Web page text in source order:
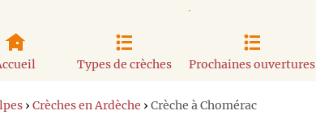
Types de crèches Prochaines ouvertures
› Crèches en Ardèche › Crèche à Chomérac